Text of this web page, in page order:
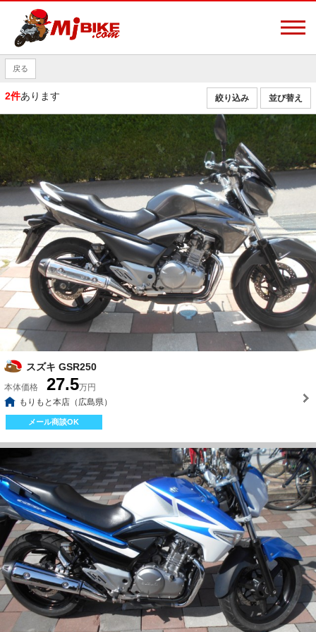
戻る
2件あります 並び替え
絞り込み
スズキ GSR250
本体価格 27.5万円
もりもと本店（広島県）
メール商談OK